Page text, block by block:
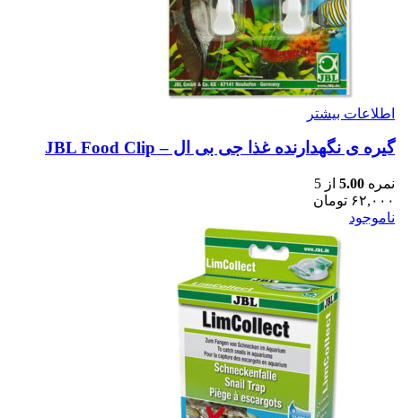
اطلاعات بیشتر
گیره ی نگهدارنده غذا جی بی ال – JBL Food Clip
نمره 5.00 از 5
۶۲,۰۰۰ تومان
ناموجود